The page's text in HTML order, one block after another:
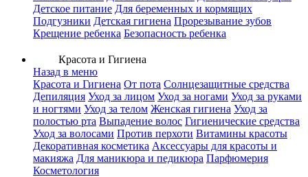
Детское питание Для беременных и кормящих
Подгузники Детская гигиена Прорезывание зубов
Крещение ребенка Безопасность ребенка
Красота и Гигиена
Назад в меню
Красота и Гигиена От пота Солнцезащитные средства
Депиляция Уход за лицом Уход за ногами Уход за руками
и ногтями Уход за телом Женская гигиена Уход за
полостью рта Выпадение волос Гигиенические средства
Уход за волосами Против перхоти Витамины красоты
Декоративная косметика Аксессуары для красоты и
макияжа Для маникюра и педикюра Парфюмерия
Косметология